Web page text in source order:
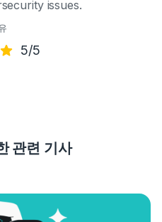
issues.
5/5
관련 기사